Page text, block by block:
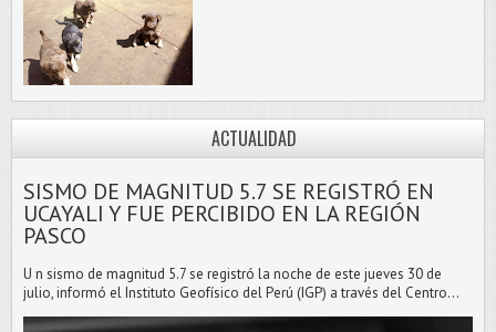
ACTUALIDAD
SISMO DE MAGNITUD 5.7 SE REGISTRÓ EN
UCAYALI Y FUE PERCIBIDO EN LA REGIÓN
PASCO
U n sismo de magnitud 5.7 se registró la noche de este jueves 30 de
julio, informó el Instituto Geofísico del Perú (IGP) a través del Centro...